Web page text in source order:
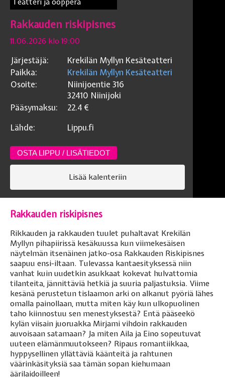
Teatteri ja ooppera
Rakkauden riskipisnes
11.06.2026 klo 19:00
Järjestäjä:
Krekilän Myllyn Kesäteatteri
Paikka:
Krekilän Myllyn Kesäteatteri
Osoite:
Niinijoentie 316
32410 Niinijoki
Pääsymaksu:
22.4 €
Lähde:
Lippu.fi
OSTA LIPPU / LISÄTIEDOT
Lisää kalenteriin
Rakkauden riskipisnes
Rikkauden ja rakkauden tuulet puhaltavat Krekilän
Myllyn pihapiirissä kesäkuussa kun viimekesäisen
näytelmän itsenäinen jatko-osa Rakkauden Riskipisnes
saapuu ensi-iltaan. Tulevassa kantaesityksessä niin
vanhat kuin uudetkin asukkaat kokevat hulvattomia
tilanteita, jännittäviä hetkiä ja suuria paljastuksia. Viime
kesänä perustetun tislaamon arki on alkanut pyöriä lähes
omalla painollaan, mutta miten käy kun ulkopuolinen
taho kiinnostuu sen menestyksestä? Entä pääseekö
kylän viisain juoruakka Mirjami vihdoin rakkauden
auvoisaan satamaan? Ja miten Aila ja Eino sopeutuvat
uuteen elämänmuutokseen? Ripaus romantiikkaa,
hyppysellinen yllättäviä käänteitä ja rahtunen
väärinkäsityksiä saa tämän sopan kiehumaan
äärilaidoilleen!